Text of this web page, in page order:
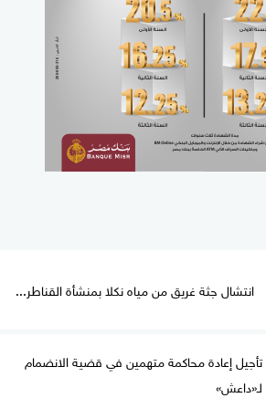
انتشال جثة غريق من مياه نكلا بمنشأة القناطر...
تأجيل إعادة محاكمة متهمين في قضية الانضمام
لـ«داعش»